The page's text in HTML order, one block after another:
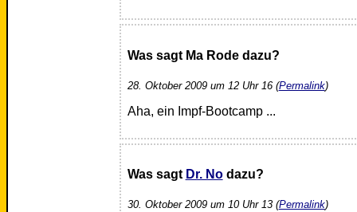
Was sagt Ma Rode dazu?
28. Oktober 2009 um 12 Uhr 16 (Permalink)
Aha, ein Impf-Bootcamp ...
Was sagt Dr. Nodazu?
30. Oktober 2009 um 10 Uhr 13 (Permalink)